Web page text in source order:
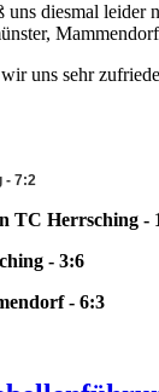
diesmal
uns sehr
- 7:2
TC Herrsching -
- 3:6
- 6:3